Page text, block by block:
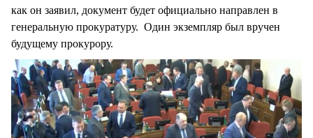
как он заявил, документ будет официально направлен в
генеральную прокуратуру. Один экземпляр был вручен
будущему прокурору.